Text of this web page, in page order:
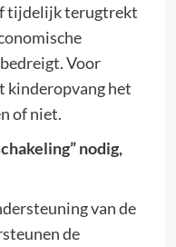
tijdelijk terugtrekt
Voor
kinderopvang het
of niet.
nodig,
van de
de